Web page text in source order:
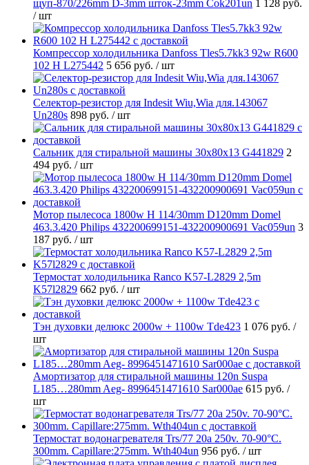
щуп-870/226mm D-3mm шток-23mm Cok201un 1 128 руб.
/ шт
Компрессор холодильника Danfoss Tles5.7kk3 92w R600
102 H L275442 5 656 руб. / шт
Селектор-резистор для Indesit Wiu,Wia для.143067
Un280s 898 руб. / шт
Cальник для стиральной машины 30x80x13 G441829 2
494 руб. / шт
Мотор пылесоса 1800w H 114/30mm D120mm Domel
463.3.420 Philips 432200699151-432200900691 Vac059un 3
187 руб. / шт
Термостат холодильника Ranco K57-L2829 2,5m
K57l2829 662 руб. / шт
Тэн духовки делюкс 2000w + 1100w Tde423 1 076 руб. /
шт
Амортизатор для стиральной машины 120n Suspa
L185…280mm Aeg- 8996451471610 Sar000ae 615 руб. /
шт
Термостат водонагревателя Trs/77 20a 250v. 70-90°C.
300mm. Capillare:275mm. Wth404un 956 руб. / шт